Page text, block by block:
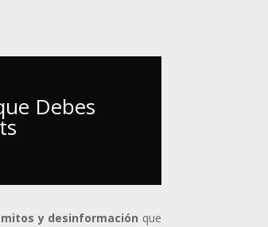
Debes
mitos y desinformación que